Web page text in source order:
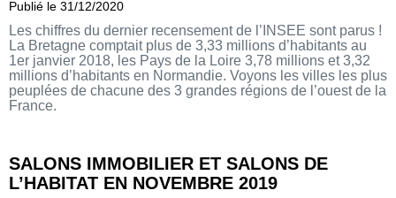
Publié le 31/12/2020
Les chiffres du dernier recensement de l’INSEE sont parus !
La Bretagne comptait plus de 3,33 millions d’habitants au
1er janvier 2018, les Pays de la Loire 3,78 millions et 3,32
millions d’habitants en Normandie. Voyons les villes les plus
peuplées de chacune des 3 grandes régions de l’ouest de la
France.
SALONS IMMOBILIER ET SALONS DE
L’HABITAT EN NOVEMBRE 2019